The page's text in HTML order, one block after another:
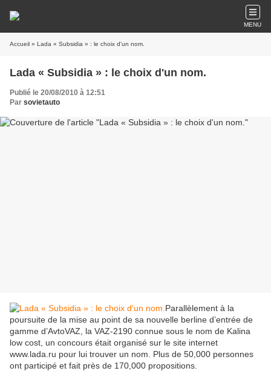
MENU
Accueil » Lada « Subsidia » : le choix d'un nom.
Lada « Subsidia » : le choix d'un nom.
Publié le 20/08/2010 à 12:51
Par sovietauto
Parallèlement à la
poursuite de la mise au point de sa nouvelle berline d’entrée de
gamme d’AvtoVAZ, la VAZ-2190 connue sous le nom de Kalina
low cost, un concours était organisé sur le site internet
www.lada.ru pour lui trouver un nom. Plus de 50,000 personnes
ont participé et fait près de 170,000 propositions.